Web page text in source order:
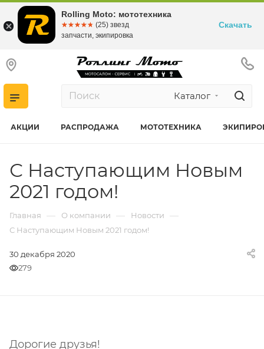
Каталог
АКЦИИ РАСПРОДАЖА МОТОТЕХНИКА
С Наступающим Новым
2021 годом!
Главная — О компании — Новости —
С Наступающим Новым 2021 годом!
30 декабря 2020
279
Дорогие друзья!
Rolling Moto: мототехника
☆☆☆☆☆
★★★★★ (25) звезд
запчасти, экипировка
Скачать